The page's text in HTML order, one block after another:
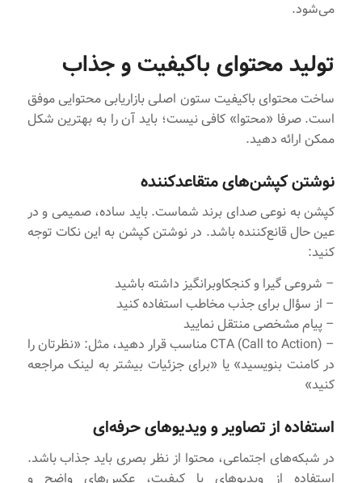
می‌شود.
تولید محتوای باکیفیت و جذاب
ساخت محتوای باکیفیت ستون اصلی بازاریابی محتوایی موفق
است. صرفا «محتوا» کافی نیست؛ باید آن را به بهترین شکل
ممکن ارائه دهید.
نوشتن کپشن‌های متقاعدکننده
کپشن به نوعی صدای برند شماست. باید ساده، صمیمی و در
عین حال قانع‌کننده باشد. در نوشتن کپشن به این نکات توجه
کنید:
– شروعی گیرا و کنجکاوبرانگیز داشته باشید
– از سؤال برای جذب مخاطب استفاده کنید
– پیام مشخصی منتقل نمایید
– CTA (Call to Action) مناسب قرار دهید، مثل: «نظرتان را
در کامنت بنویسید» یا «برای جزئیات بیشتر به لینک مراجعه
کنید»
استفاده از تصاویر و ویدیوهای حرفه‌ای
در شبکه‌های اجتماعی، محتوا از نظر بصری باید جذاب باشد.
استفاده از ویدیوهای با کیفیت، عکس‌های واضح و